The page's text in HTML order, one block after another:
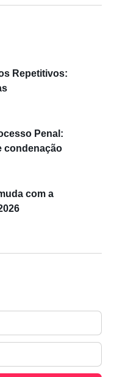
Repetitivos:
Penal:
condenação
com a